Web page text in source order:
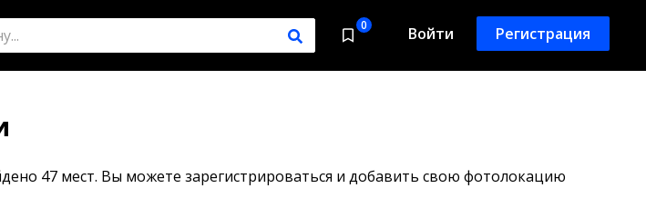
0 Войти Регистрация
47 мест. Вы можете зарегистрироваться и добавить свою фотолокацию